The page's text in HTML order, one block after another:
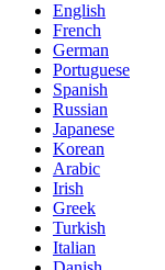
English
French
German
Portuguese
Spanish
Russian
Japanese
Korean
Arabic
Irish
Greek
Turkish
Italian